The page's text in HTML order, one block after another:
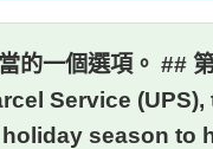
的一個選項。 ##
Service
season to